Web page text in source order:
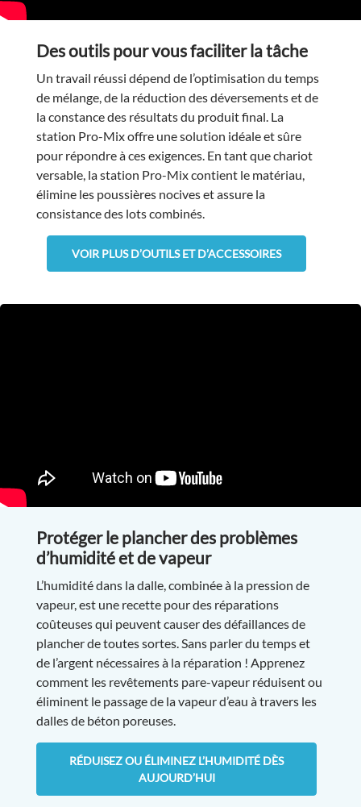
Des outils pour vous faciliter la tâche
Un travail réussi dépend de l’optimisation du temps
de mélange, de la réduction des déversements et de
la constance des résultats du produit final. La
station Pro-Mix offre une solution idéale et sûre
pour répondre à ces exigences. En tant que chariot
versable, la station Pro-Mix contient le matériau,
élimine les poussières nocives et assure la
consistance des lots combinés.
VOIR PLUS D’OUTILS ET D’ACCESSOIRES
Protéger le plancher des problèmes
d’humidité et de vapeur
L’humidité dans la dalle, combinée à la pression de
vapeur, est une recette pour des réparations
coûteuses qui peuvent causer des défaillances de
plancher de toutes sortes. Sans parler du temps et
de l’argent nécessaires à la réparation ! Apprenez
comment les revêtements pare-vapeur réduisent ou
éliminent le passage de la vapeur d’eau à travers les
dalles de béton poreuses.
RÉDUISEZ OU ÉLIMINEZ L’HUMIDITÉ DÈS
AUJOURD’HUI